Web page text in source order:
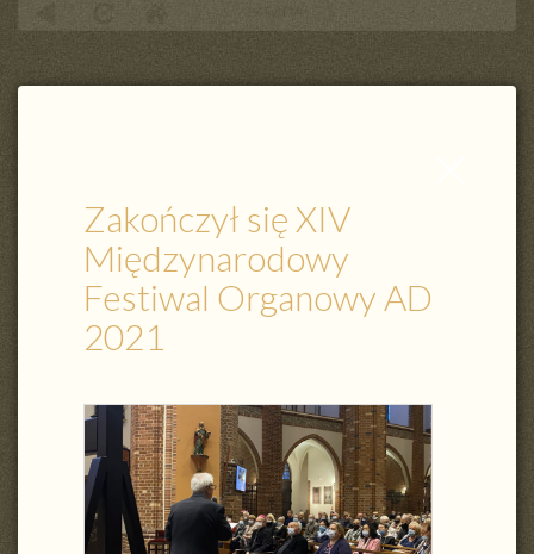
Zakończył się XIV Międzynarodowy Festiwal Organowy AD 2021
Zakończył się XIV
Międzynarodowy
Festiwal Organowy AD
2021